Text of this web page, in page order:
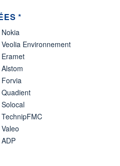
*
Nokia
Veolia Environnement
Eramet
Alstom
Forvia
Quadient
Solocal
TechnipFMC
Valeo
ADP